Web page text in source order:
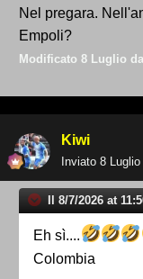
Nel pregara.
Empoli?
Modificato 8 Luglio
Kiwi
Inviato 8 Luglio
Il 8/7/2026 at
Eh sì....
Colombia